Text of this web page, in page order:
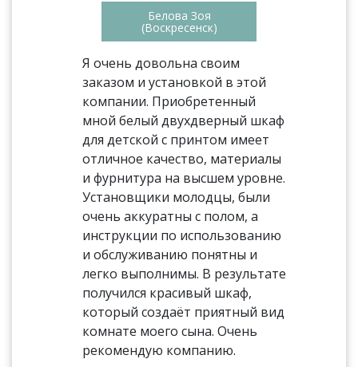
Белова Зоя
(Воскресенск)
Я очень довольна своим
заказом и установкой в этой
компании. Приобретенный
мной белый двухдверный шкаф
для детской с принтом имеет
отличное качество, материалы
и фурнитура на высшем уровне.
Установщики молодцы, были
очень аккуратны с полом, а
инструкции по использованию
и обслуживанию понятны и
легко выполнимы. В результате
получился красивый шкаф,
который создаёт приятный вид
комнате моего сына. Очень
рекомендую компанию.